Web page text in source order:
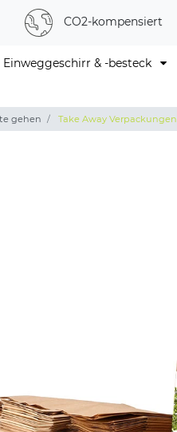
CO2-kompensiert
Einweggeschirr & -besteck
gehen Take Away Verpackungen